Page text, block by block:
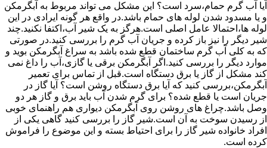
آیا آب گرم حمام،سرد است؟ این مشکل می تواند مربوط به آبگرمکن
و یا مسدود شدن لوله های حمام باشد.در واقع هر گونه ایرادی در این
لوله ها،احتمالا عامل اصلی است.هرگز به یک شیر آب،اکتفا نکنید.چند
شیر دیگر را نیز باز کرده و جریان آب گرم را بررسی کنید.در صورتی
که به کلی آب گرم ساختمان قطع شده باشد به سراغ آبگرمکن بوید و
موارد دیگر را بررسی کنید.اگر آبگرمکن برقی یا گازی،آب را داغ نمی
کند مشکل از گاز یا برق دستگاه است.قبل از تماس برای تعمیر
آبگرمکن،بررسی کنید که آیا برق دستگاه روشن است؟ آیا گاز در
جریان است یا قطع شده؟ برای گرم شدن آب باید برق و گاز هر دو
وصل باشد.چراغ های روشن روی آبگرمکن دیواری هم راهنمای خوبی
از رسیدن سوخت به آن است.شیر گاز را بررسی کنید گاهی یکی از
افراد خانواده شیر گاز را برای احتیاط بسته و این موضوع را فراموش
کرده است.